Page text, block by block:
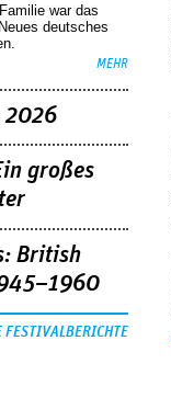
war das
deutsches
MEHR
2026
großes
British
FESTIVALBERICHTE